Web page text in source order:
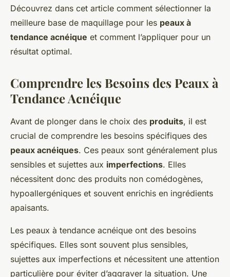
Découvrez dans cet article comment sélectionner la
meilleure base de maquillage pour les peaux à
tendance acnéique et comment l’appliquer pour un
résultat optimal.
Comprendre les Besoins des Peaux à
Tendance Acnéique
Avant de plonger dans le choix des produits, il est
crucial de comprendre les besoins spécifiques des
peaux acnéiques. Ces peaux sont généralement plus
sensibles et sujettes aux imperfections. Elles
nécessitent donc des produits non comédogènes,
hypoallergéniques et souvent enrichis en ingrédients
apaisants.
Les peaux à tendance acnéique ont des besoins
spécifiques. Elles sont souvent plus sensibles,
sujettes aux imperfections et nécessitent une attention
particulière pour éviter d’aggraver la situation. Une